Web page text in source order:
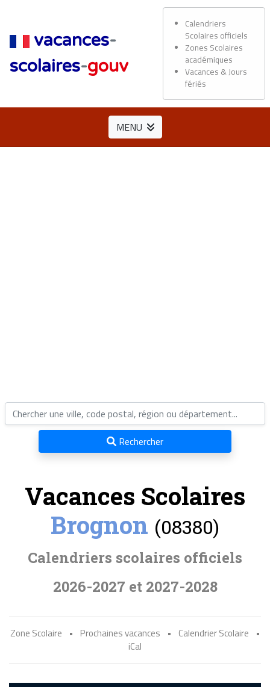
vacances-
scolaires-gouv
Calendriers
Scolaires officiels
Zones Scolaires
académiques
Vacances & Jours
fériés
MENU
Rechercher
Vacances Scolaires
Brognon (08380)
Calendriers scolaires officiels
2026-2027 et 2027-2028
Zone Scolaire • Prochaines vacances • Calendrier Scolaire
•
iCal